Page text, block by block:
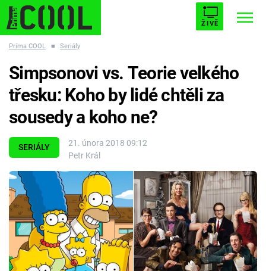
ŽIVĚ
ESCAPE PLNEJ KOTEL AVENGERS 5
Témata
Filmy
Seriály
Hry
Prima COOL ■ Seriály
SERIÁLY
21. února 2018 09:12
Petr Král
Simpsonovi vs. Teorie velkého
třesku: Koho by lidé chtěli za
sousedy a koho ne?